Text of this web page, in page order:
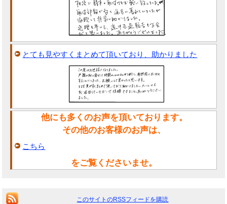
とても見やすくまとめて頂いており、助かりました
他にも多くのお声を頂いております。
その他のお客様のお声は、
こちら
をご覧くださいませ。
このサイトのRSSフィードを購読